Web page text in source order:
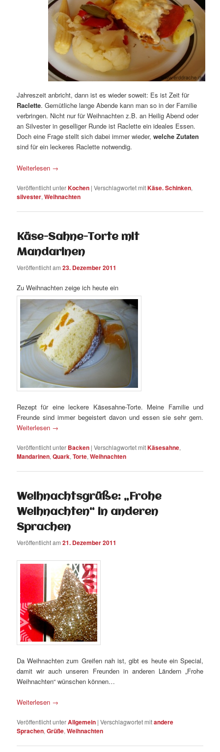
Jahreszeit anbricht, dann ist es wieder soweit: Es ist Zeit für
Raclette. Gemütliche lange Abende kann man so in der Familie
verbringen. Nicht nur für Weihnachten z.B. an Heilig Abend oder
an Silvester in geselliger Runde ist Raclette ein ideales Essen.
Doch eine Frage stellt sich dabei immer wieder,welche Zutaten
sind für ein leckeres Raclette notwendig.
Weiterlesen →
Veröffentlicht unterKochen |Verschlagwortet mitKäse. Schinken,
silvester,Weihnachten
Käse-Sahne-Torte mit
Mandarinen
Veröffentlicht am23. Dezember 2011
Zu Weihnachten zeige ich heute ein
Rezept für eine leckere Käsesahne-Torte. Meine Familie und
Freunde sind immer begeistert davon und essen sie sehr gern.
Weiterlesen →
Veröffentlicht unter Backen |Verschlagwortet mitKäsesahne,
Mandarinen,Quark,Torte,Weihnachten
Weihnachtsgrüße: „Frohe
Weihnachten“ in anderen
Sprachen
Veröffentlicht am21. Dezember 2011
Da Weihnachten zum Greifen nah ist, gibt es heute ein Special,
damit wir auch unseren Freunden in anderen Ländern „Frohe
Weihnachten“ wünschen können…
Weiterlesen →
Veröffentlicht unterAllgemein |Verschlagwortet mitandere
Sprachen,Grüße,Weihnachten